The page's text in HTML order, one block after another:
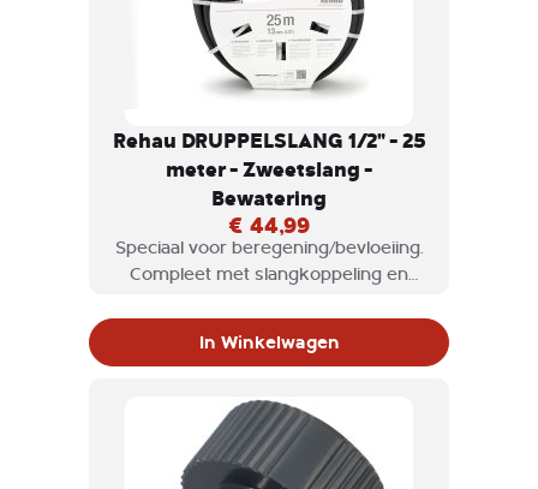
Rehau DRUPPELSLANG 1/2" - 25
meter - Zweetslang -
Bewatering
€ 44,99
Speciaal voor beregening/bevloeiing.
Compleet met slangkoppeling en
kleurecht.
In Winkelwagen